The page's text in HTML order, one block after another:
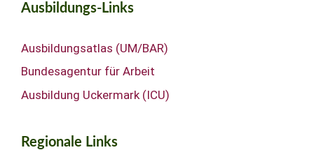
Ausbildungs-Links
Ausbildungsatlas (UM/BAR)
Bundesagentur für Arbeit
Ausbildung Uckermark (ICU)
Regionale Links